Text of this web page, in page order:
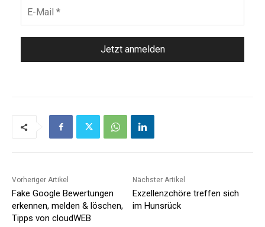
Vorheriger Artikel
Fake Google Bewertungen
erkennen, melden & löschen,
Tipps von cloudWEB
Nächster Artikel
Exzellenzchöre treffen sich
im Hunsrück